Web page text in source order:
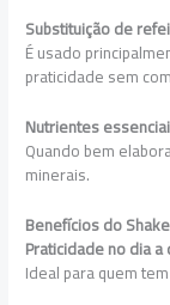
Substituição de
É usado
praticidade sem
Nutrientes
Quando bem
minerais.
Benefícios do
Praticidade no dia a
Ideal para quem